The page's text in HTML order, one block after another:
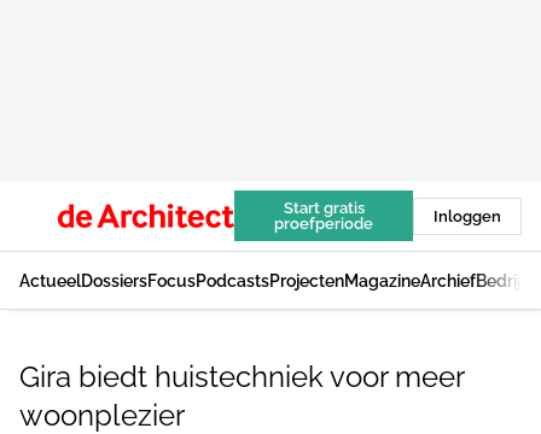
Start gratis
proefperiode
Inloggen
ActueelDossiersFocusPodcastsProjectenMagazineArchief
Gira biedt huistechniek voor meer
woonplezier